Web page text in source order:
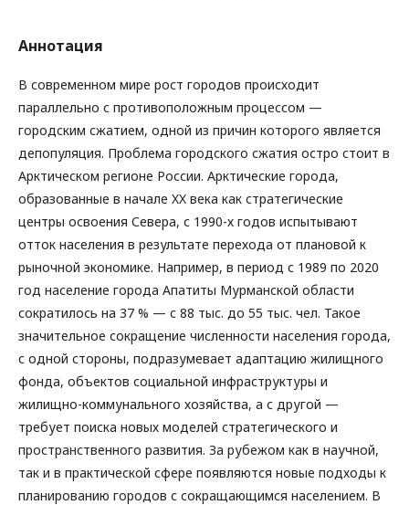
Аннотация
В современном мире рост городов происходит
параллельно с противоположным процессом —
городским сжатием, одной из причин которого является
депопуляция. Проблема городского сжатия остро стоит в
Арктическом регионе России. Арктические города,
образованные в начале XX века как стратегические
центры освоения Севера, с 1990-х годов испытывают
отток населения в результате перехода от плановой к
рыночной экономике. Например, в период с 1989 по 2020
год население города Апатиты Мурманской области
сократилось на 37 % — с 88 тыс. до 55 тыс. чел. Такое
значительное сокращение численности населения города,
с одной стороны, подразумевает адаптацию жилищного
фонда, объектов социальной инфраструктуры и
жилищно-коммунального хозяйства, а с другой —
требует поиска новых моделей стратегического и
пространственного развития. За рубежом как в научной,
так и в практической сфере появляются новые подходы к
планированию городов с сокращающимся населением. В